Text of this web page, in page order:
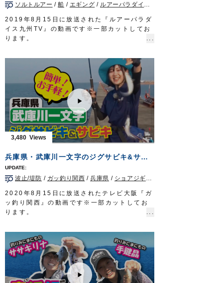
Do!Fishing 毎週土曜日 8:30～8:45放送※
第3土曜日は放送休止
https://s.mxtv.jp/variety/do_fishing/
OWNERMOVIE
http://ownertv.jp/
オーナーばりwebsite
ソルトルアー /船 / エギング / ルアーパラダイス九州TV
2019年8月15日に放送された『ルアーパラダ
イス九州TV』の動画です※一部カットしてお
ります。
門市川尻沖のオモリグゲームでケンサキイカ
を狙います。
状況に応じてDraw4のカラーやサイズを使い
分け、ヒットを量産!
■使用アイテム
・からまんオモリグリーダーシングル/ダブル
・Draw4 2.5号/3号
ルアーパラダイス九州TV TVQ九州放送 毎
週土曜日 朝5時30分～6時放送
OWNERMOVIEhttp://ownertv.jp/
http://www.owner.co.jp
ルアーパラダイス九州オンライン
http://lurepara.tsuribito.co.jp/
3,480
兵庫県・武庫川一文字のジグサビキ&サビキ
波止/堤防 / ガッ釣り関西 /兵庫県 / ショアジギング
2020年8月15日に放送されたテレビ大阪『ガ
ッ釣り関西』の動画です※一部カットしてお
ります。
フ大東哲也とリポーターののぞみさん、ゲス
トの中西隼人さん、石田果林さんが、ジグサ
ビキとサビキ仕掛けでアジ、サバを狙いま
す。
群れを直接狙うジグサビキはお手軽ですが、
釣果を伸ばすにはコツが必要。